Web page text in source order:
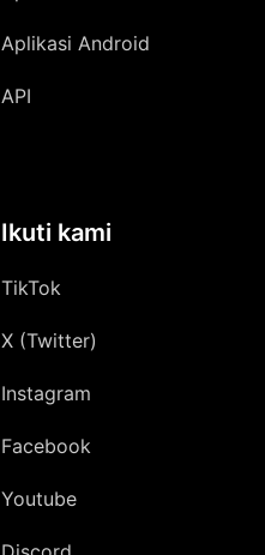
Aplikasi Android
API
Ikuti kami
TikTok
X (Twitter)
Instagram
Facebook
Youtube